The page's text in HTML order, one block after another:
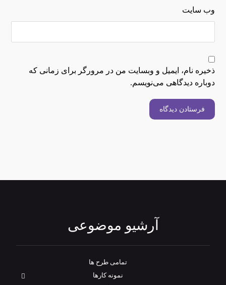
وب‌ سایت
ذخیره نام، ایمیل و وبسایت من در مرورگر برای زمانی که
دوباره دیدگاهی می‌نویسم.
فرستادن دیدگاه
آرشیو موضوعی
تمامی طرح‌ ها
نمونه کارها